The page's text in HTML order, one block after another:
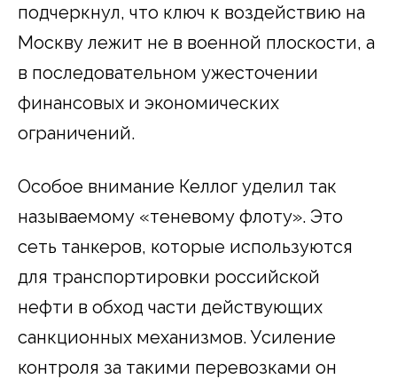
подчеркнул, что ключ к воздействию на
Москву лежит не в военной плоскости, а
в последовательном ужесточении
финансовых и экономических
ограничений.
Особое внимание Келлог уделил так
называемому «теневому флоту». Это
сеть танкеров, которые используются
для транспортировки российской
нефти в обход части действующих
санкционных механизмов. Усиление
контроля за такими перевозками он